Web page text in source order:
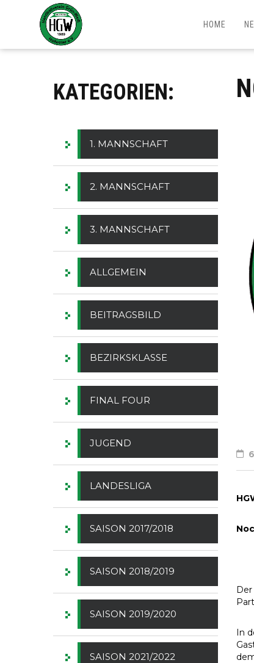
HOME
In
KATEGORIEN:
1. MANNSCHAFT
2. MANNSCHAFT
3. MANNSCHAFT
ALLGEMEIN
BEITRAGSBILD
BEZIRKSKLASSE
FINAL FOUR
JUGEND
LANDESLIGA
SAISON 2017/2018
SAISON 2018/2019
SAISON 2019/2020
SAISON 2021/2022